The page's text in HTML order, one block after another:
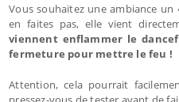
Vous souhaitez une ambiance un
en faites pas, elle vient
viennent enflammer le
fermeture pour mettre le feu !
Attention, cela pourrait